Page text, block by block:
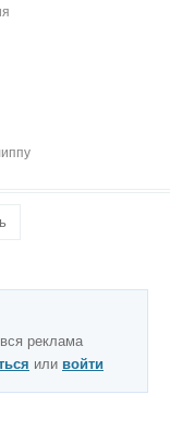
реклама
или войти